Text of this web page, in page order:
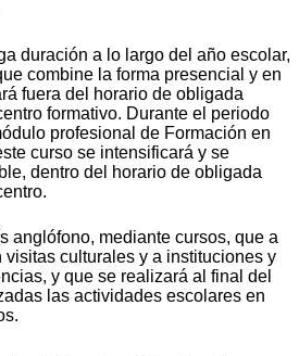
duración a lo largo del año escolar,
combine la forma presencial y en
fuera del horario de obligada
formativo. Durante el periodo
profesional de Formación en
curso se intensificará y se
dentro del horario de obligada
anglófono, mediante cursos, que a
culturales y a instituciones y
y que se realizará al final del
las actividades escolares en